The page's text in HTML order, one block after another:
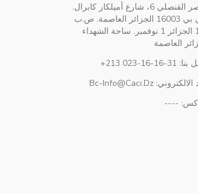
القصر القنصلي 6، شارع أميلكار كابرال.
سي بي 16003 الجزائر العاصمة. ص.ب
100 الجزائر 1 نوفمبر. ساحة الشهداء
العاصمة
بنا: +213 023-16-16-31
الالكتروني:Bc-Info@caci.dz
----